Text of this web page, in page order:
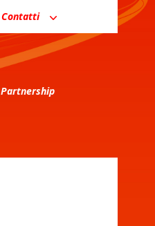
Contatti
Partnership